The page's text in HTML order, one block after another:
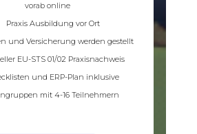
vorab online
Praxis Ausbildung vor Ort
und Versicherung werden gestellt
EU-STS 01/02 Praxisnachweis
und ERP-Plan inklusive
mit 4-16 Teilnehmern